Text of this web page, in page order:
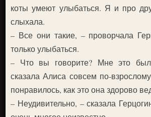
коты умеют улыбаться. Я и про
слыхала.
– Все они такие, – проворчала
только улыбаться.
– Что вы говорите? Мне это
сказала Алиса совсем по-
понравилось, как это она здорово
– Неудивительно, – сказала